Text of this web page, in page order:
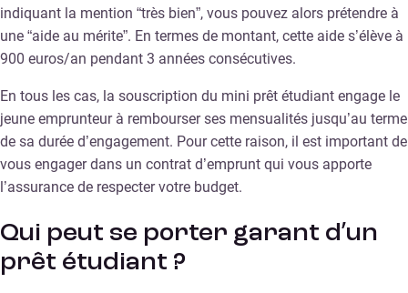
indiquant la mention “très bien”, vous pouvez alors prétendre à
une “aide au mérite”. En termes de montant, cette aide s’élève à
900 euros/an pendant 3 années consécutives.
En tous les cas, la souscription du mini prêt étudiant engage le
jeune emprunteur à rembourser ses mensualités jusqu’au terme
de sa durée d’engagement. Pour cette raison, il est important de
vous engager dans un contrat d’emprunt qui vous apporte
l’assurance de respecter votre budget.
Qui peut se porter garant d’un
prêt étudiant ?